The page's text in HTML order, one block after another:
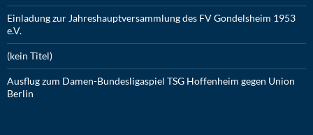
Einladung zur Jahreshauptversammlung des FV Gondelsheim 1953
e.V.
(kein Titel)
Ausflug zum Damen-Bundesligaspiel TSG Hoffenheim gegen Union
Berlin